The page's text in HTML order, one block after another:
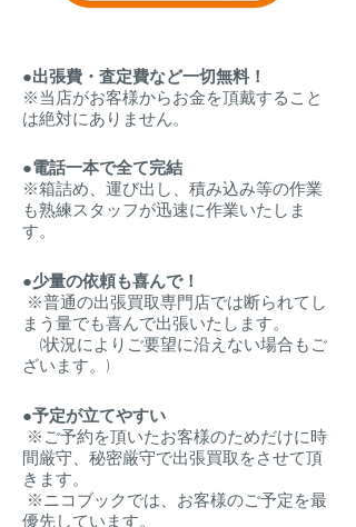
●出張費・査定費など一切無料！
※当店がお客様からお金を頂戴すること
は絶対にありません。
●電話一本で全て完結
※箱詰め、運び出し、積み込み等の作業
も熟練スタッフが迅速に作業いたしま
す。
●少量の依頼も喜んで！
※普通の出張買取専門店では断られてし
まう量でも喜んで出張いたします。
​​ (状況によりご要望に沿えない場合もご
ざいます。)
●予定が立てやすい
※ご予約を頂いたお客様のためだけに時
間厳守、秘密厳守で出張買取をさせて頂
きます。
※ニコブックでは、お客様のご予定を最
優先しています。